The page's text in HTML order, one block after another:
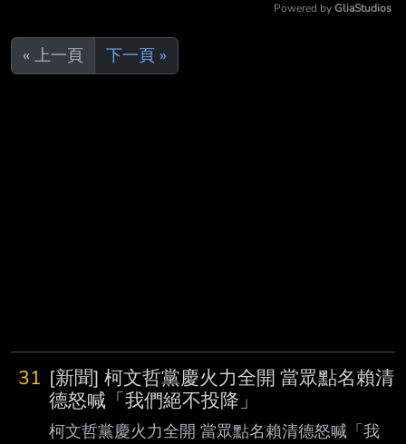
Powered by GliaStudios
« 上一頁 下一頁 »
31 [新聞] 柯文哲黨慶火力全開 當眾點名賴清
德怒喊「我們絕不投降」
柯文哲黨慶火力全開 當眾點名賴清德怒喊「我